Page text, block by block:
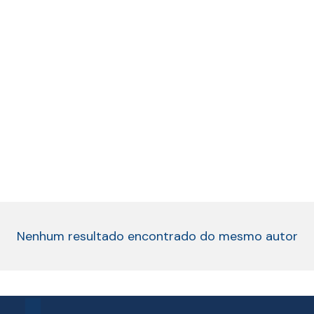
Nenhum resultado encontrado do mesmo autor